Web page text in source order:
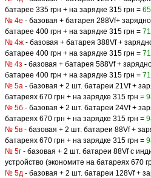
батарее 335 грн + на зарядке 315 грн =
№ 4е - базовая + батарея 288Vf+
батарее 400 грн + на зарядке 315 грн =
№ 4ж - базовая + батарея 388Vf +
батарее 400 грн + на зарядке 315 грн =
№ 4з - базовая + батарея 588Vf +
батарее 400 грн + на зарядке 315 грн =
№ 5а - базовая + 2 шт. батареи 21Vf +
батареях 670 грн + на зарядке 315 грн =
№ 5б - базовая + 2 шт. батареи 24Vf +
батареях 670 грн + на зарядке 315 грн =
№ 5в - базовая + 2 шт. батареи 88Vf +
батареях 670 грн + на зарядке 315 грн =
№ 5г - базовая + 2 шт. батареи 88Vf с
устройство (экономите на батареях 670
№ 5д - базовая + 2 шт. батареи 128Vf +